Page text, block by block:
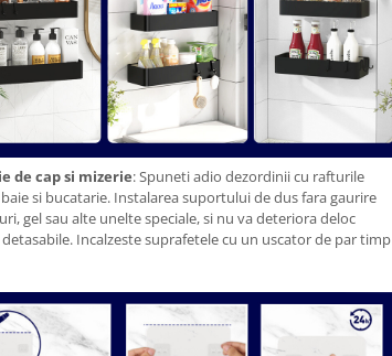
de cap si mizerie: Spuneti adio dezordinii cu rafturile
si bucatarie. Instalarea suportului de dus fara gaurire
gel sau alte unelte speciale, si nu va deteriora deloc
Incalzeste suprafetele cu un uscator de par timp